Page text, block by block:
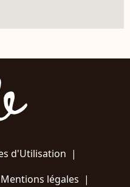
d'Utilisation |
Mentions légales |